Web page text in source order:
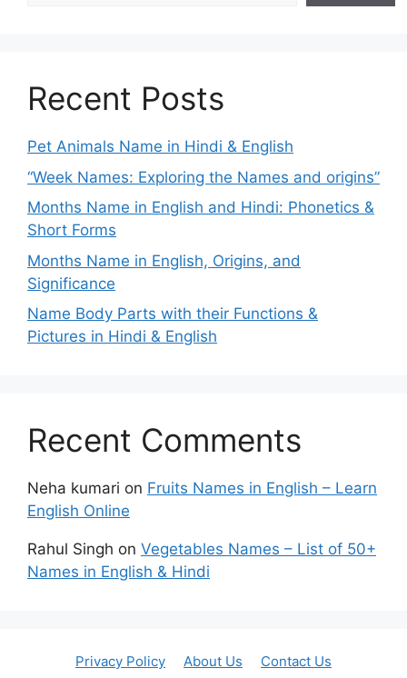
Recent Posts
Pet Animals Name in Hindi & English
“Week Names: Exploring the Names and origins”
Months Name in English and Hindi: Phonetics &
Short Forms
Months Name in English, Origins, and
Significance
Name Body Parts with their Functions &
Pictures in Hindi & English
Recent Comments
Neha kumari on Fruits Names in English – Learn
English Online
Rahul Singh on Vegetables Names – List of 50+
Names in English & Hindi
Privacy Policy About Us Contact Us